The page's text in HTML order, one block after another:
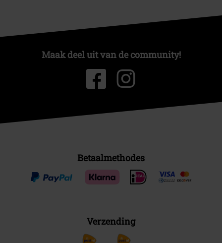
Maak deel uit van de community!
Betaalmethodes
Verzending